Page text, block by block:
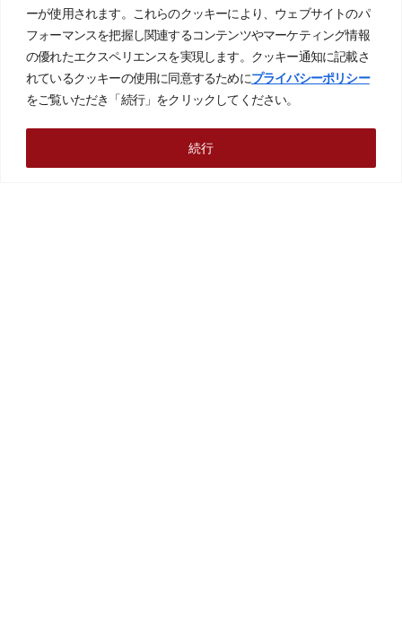
ーが使用されます。これらのクッキーにより、ウェブサイトのパ
フォーマンスを把握し関連するコンテンツやマーケティング情報
の優れたエクスペリエンスを実現します。クッキー通知に記載さ
れているクッキーの使用に同意するためにプライバシーポリシー
をご覧いただき「続行」をクリックしてください。
続行
当社のCSRについて
高品質な製品・
サービスの提供
環境・社会への配慮
人間尊重